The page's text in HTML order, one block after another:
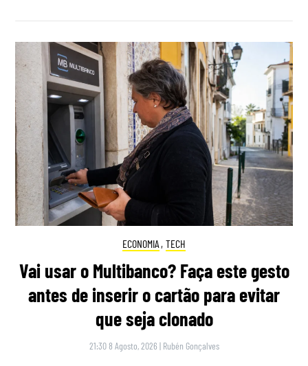
ECONOMIA , TECH
Vai usar o Multibanco? Faça este gesto
antes de inserir o cartão para evitar
que seja clonado
21:30 8 Agosto, 2026 | Rubén Gonçalves